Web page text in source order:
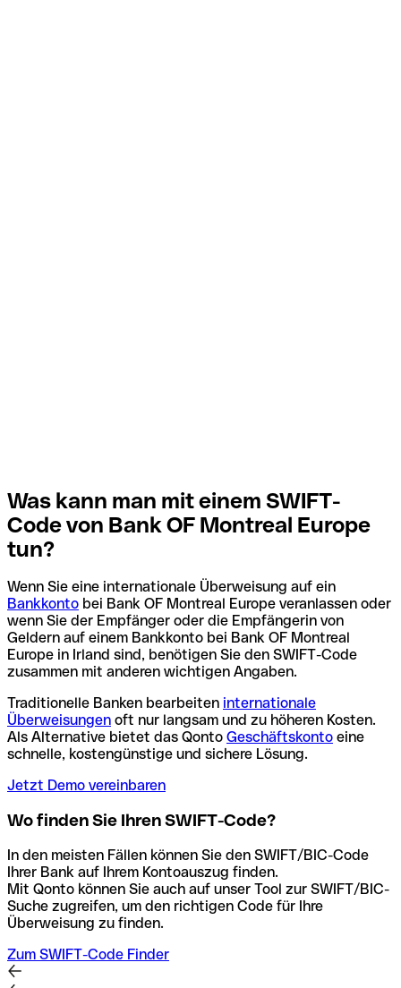
Was kann man mit einem SWIFT-
Code von Bank OF Montreal Europe
tun?
Wenn Sie eine internationale Überweisung auf ein
Bankkonto bei Bank OF Montreal Europe veranlassen oder
wenn Sie der Empfänger oder die Empfängerin von
Geldern auf einem Bankkonto bei Bank OF Montreal
Europe in Irland sind, benötigen Sie den SWIFT-Code
zusammen mit anderen wichtigen Angaben.
Traditionelle Banken bearbeiten internationale
Überweisungen oft nur langsam und zu höheren Kosten.
Als Alternative bietet das Qonto Geschäftskonto eine
schnelle, kostengünstige und sichere Lösung.
Jetzt Demo vereinbaren
Wo finden Sie Ihren SWIFT-Code?
In den meisten Fällen können Sie den SWIFT/BIC-Code
Ihrer Bank auf Ihrem Kontoauszug finden.
Mit Qonto können Sie auch auf unser Tool zur SWIFT/BIC-
Suche zugreifen, um den richtigen Code für Ihre
Überweisung zu finden.
Zum SWIFT-Code Finder